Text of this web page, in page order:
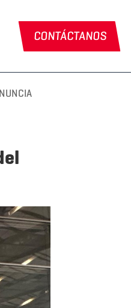
CONTÁCTANOS